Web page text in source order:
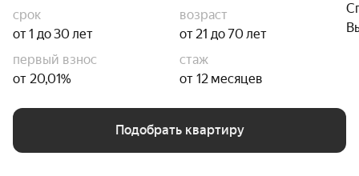
срок
от 1 до 30 лет
возраст
от 21 до 70 лет
первый взнос
от 20,01%
стаж
от 12 месяцев
Подобрать квартиру